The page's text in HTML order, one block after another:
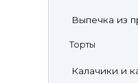
Выпечка из
Торты
Калачики и